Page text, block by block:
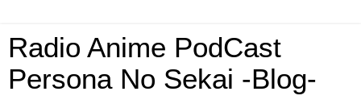
Radio Anime PodCast
Persona No Sekai -Blog-